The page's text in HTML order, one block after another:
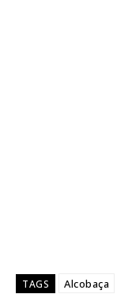
TAGS Alcobaça